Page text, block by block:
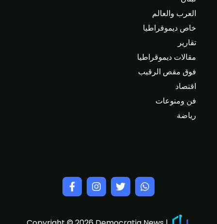
العرب والعالم
خاص ديموقراطيا
تقارير
مقالات ديموقراطيا
فوق مقص الرقيب
اقتصاد
فن ومنوعات
رياضة